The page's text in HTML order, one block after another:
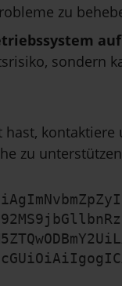
zu
sondern
zu